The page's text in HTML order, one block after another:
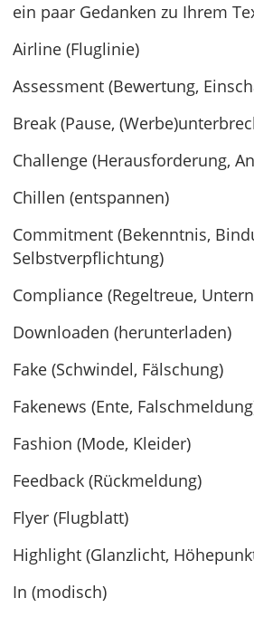
ein paar Gedanken zu Ihrem
Airline (Fluglinie)
Assessment (Bewertung,
Break (Pause,
Challenge (Herausforderung,
Chillen (entspannen)
Commitment (Bekenntnis,
Selbstverpflichtung)
Compliance (Regeltreue,
Downloaden (herunterladen)
Fake (Schwindel, Fälschung)
Fakenews (Ente,
Fashion (Mode, Kleider)
Feedback (Rückmeldung)
Flyer (Flugblatt)
Highlight (Glanzlicht,
In (modisch)